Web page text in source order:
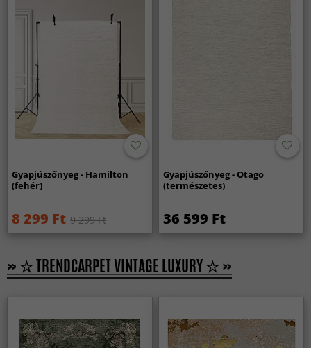
Gyapjúszőnyeg - Hamilton
(fehér)
8 299 Ft 9 299 Ft
Gyapjúszőnyeg - Otago
(természetes)
36 599 Ft
» ☆ TRENDCARPET VINTAGE LUXURY ☆ »